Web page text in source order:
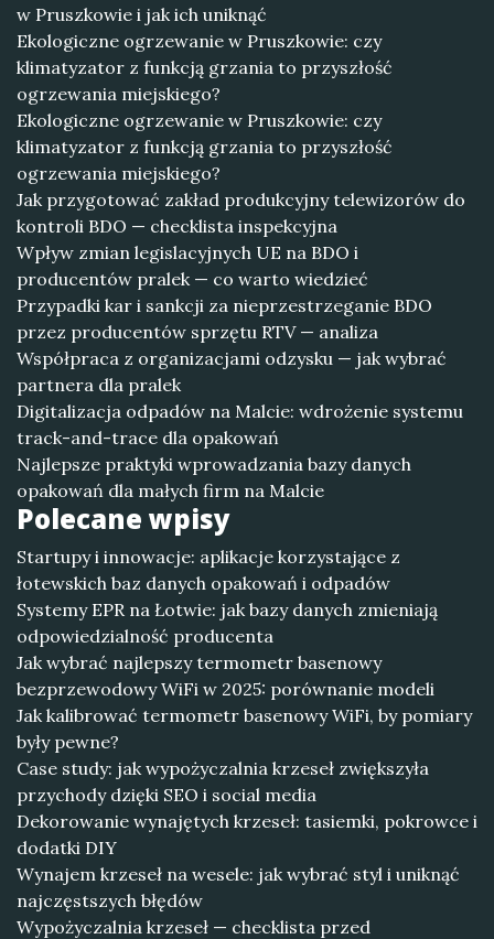
w Pruszkowie i jak ich uniknąć
Ekologiczne ogrzewanie w Pruszkowie: czy
klimatyzator z funkcją grzania to przyszłość
ogrzewania miejskiego?
Ekologiczne ogrzewanie w Pruszkowie: czy
klimatyzator z funkcją grzania to przyszłość
ogrzewania miejskiego?
Jak przygotować zakład produkcyjny telewizorów do
kontroli BDO — checklista inspekcyjna
Wpływ zmian legislacyjnych UE na BDO i
producentów pralek — co warto wiedzieć
Przypadki kar i sankcji za nieprzestrzeganie BDO
przez producentów sprzętu RTV — analiza
Współpraca z organizacjami odzysku — jak wybrać
partnera dla pralek
Digitalizacja odpadów na Malcie: wdrożenie systemu
track-and-trace dla opakowań
Najlepsze praktyki wprowadzania bazy danych
opakowań dla małych firm na Malcie
Polecane wpisy
Startupy i innowacje: aplikacje korzystające z
łotewskich baz danych opakowań i odpadów
Systemy EPR na Łotwie: jak bazy danych zmieniają
odpowiedzialność producenta
Jak wybrać najlepszy termometr basenowy
bezprzewodowy WiFi w 2025: porównanie modeli
Jak kalibrować termometr basenowy WiFi, by pomiary
były pewne?
Case study: jak wypożyczalnia krzeseł zwiększyła
przychody dzięki SEO i social media
Dekorowanie wynajętych krzeseł: tasiemki, pokrowce i
dodatki DIY
Wynajem krzeseł na wesele: jak wybrać styl i uniknąć
najczęstszych błędów
Wypożyczalnia krzeseł — checklista przed